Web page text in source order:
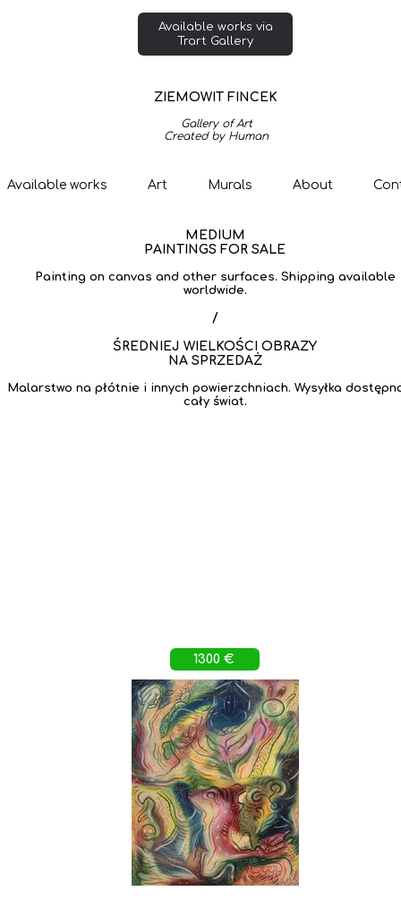
MEDIUM
PAINTINGS FOR SALE
Painting on canvas and other surfaces. Shipping available
worldwide.
/
ŚREDNIEJ WIELKOŚCI OBRAZY
NA SPRZEDAŻ
Malarstwo na płótnie i innych powierzchniach. Wysyłka
cały świat.
1300 €
Available works Art Murals About
Available works via
Trart Gallery
Gallery of Art
Created by Human
ZIEMOWIT FINCEK